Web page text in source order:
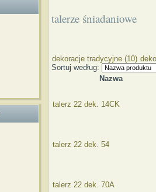
talerze śniadaniowe
dekoracje tradycyjne (10)
Sortuj według:
Nazwa
talerz 22 dek. 14CK
talerz 22 dek. 54
talerz 22 dek. 70A